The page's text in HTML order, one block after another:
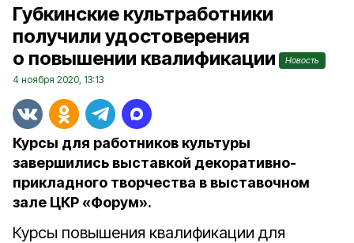
Губкинские культработники
получили удостоверения
о повышении квалификации
Новость
4 ноября 2020, 13:13
Курсы для работников культуры
завершились выставкой декоративно-
прикладного творчества в выставочном
зале ЦКР «Форум».
Курсы повышения квалификации для